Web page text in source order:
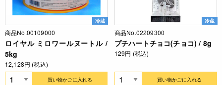
冷蔵
商品No.00109000
ロイヤル ミロワールヌートル /
5kg
12,128円 (税込)
買い物かごに入れる
冷蔵
商品No.02209300
プチハートチョコ(チョコ) / 8g
129円 (税込)
買い物かごに入れる